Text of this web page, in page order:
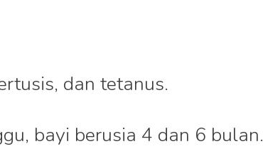
dan tetanus.
bayi berusia 4 dan 6 bulan.